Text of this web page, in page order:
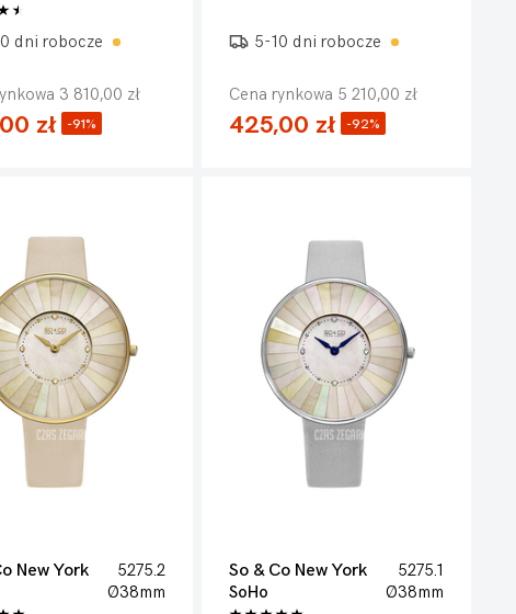
dni robocze
3 810,00 zł
zł -91%
5-10 dni robocze
Cena rynkowa 5 210,00 zł
425,00 zł -92%
New York
5275.2
Ø38mm
So & Co New York
5275.1
SoHo
Ø38mm